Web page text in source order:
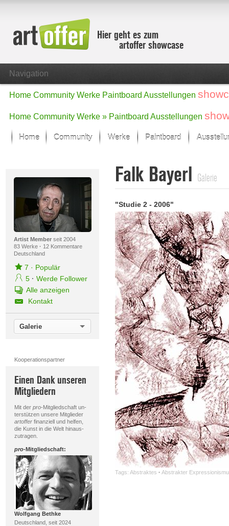
Hier geht es zum
artoffer showcase
Navigation
Home Community Werke Paintboard Ausstellungen
Home Community Werke » Paintboard Ausstellungen
Home Community Werke
Der letzte Monat im Fokus
Alle Fokus-Werke
Fokus-Werke
Neue Werke – Auswahl
Alle neuen Werke
Paintboard
Artist Memberseit 2004
83 Werke · 12 Kommentare
Deutschland
7 · Populär
5 · Werde Follower
Alle anzeigen
Kontakt
Galerie
Kooperationspartner
Einen Dank unseren
Mitgliedern
Mit der pro-Mitgliedschaft un-
terstützen unsere Mitglieder
artofferfinanziell und helfen,
die Kunst in die Welt hinaus-
zutragen.
pro-Mitgliedschaft:
Wolfgang Bethke
Deutschland, seit 2024
Falk Bayerl Galerie
"Studie 2 - 2006"
Tags: Abstraktes · Abstrakter